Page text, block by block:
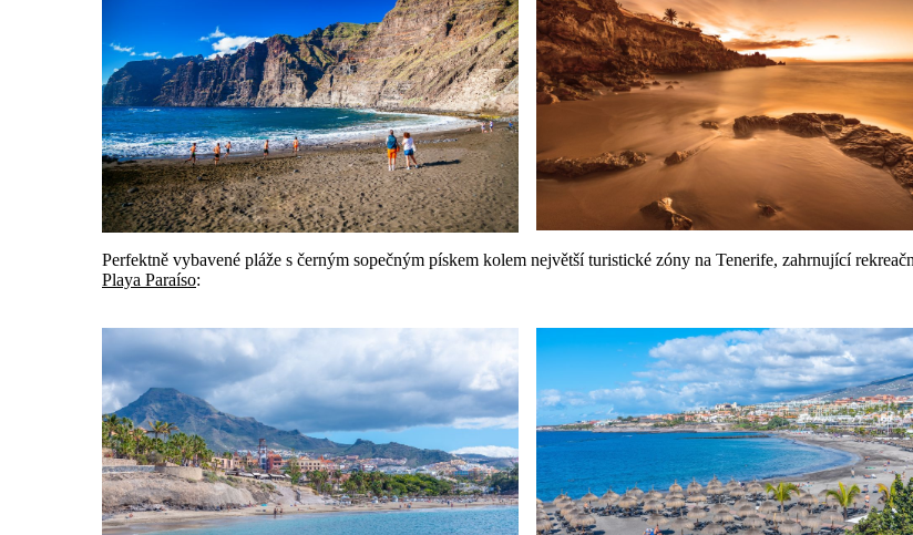
Perfektně vybavené pláže s černým sopečným pískem kolem největší turistické zóny na Tenerife, zahrnující
Playa Paraíso: